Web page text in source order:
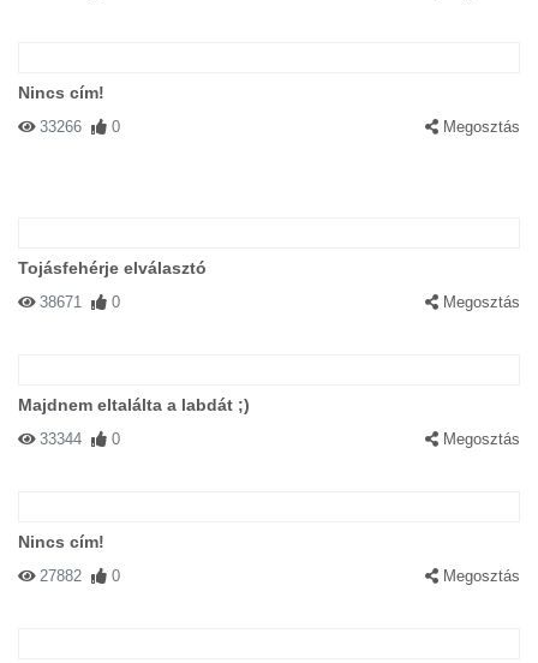
Nincs cím!
33266 0 Megosztás
Tojásfehérje elválasztó
38671 0 Megosztás
Majdnem eltalálta a labdát ;)
33344 0 Megosztás
Nincs cím!
27882 0 Megosztás